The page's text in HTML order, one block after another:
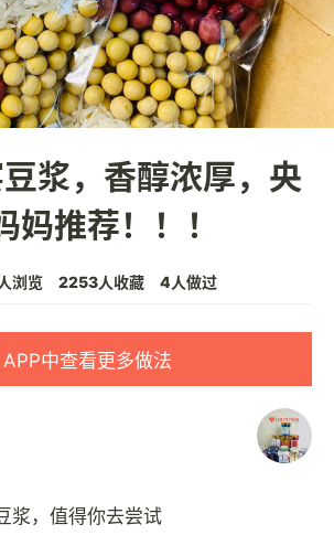
浆，香醇浓厚，央
妈推荐！！！
浏览 2253人收藏 4人做过
APP中查看更多做法